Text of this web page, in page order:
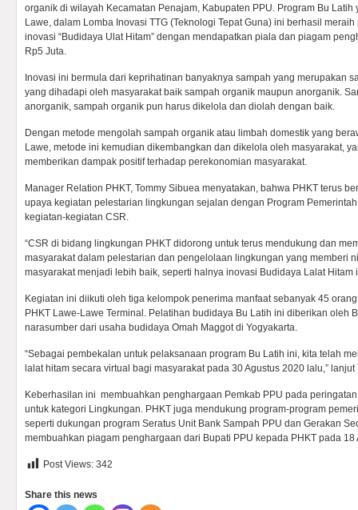
organik di wilayah Kecamatan Penajam, Kabupaten PPU. Program Bu
Lawe, dalam Lomba Inovasi TTG (Teknologi Tepat Guna) ini berhasil
inovasi “Budidaya Ulat Hitam” dengan mendapatkan piala dan piagam
Rp5 Juta.
Inovasi ini bermula dari keprihatinan banyaknya sampah yang merupakan
yang dihadapi oleh masyarakat baik sampah organik maupun anorganik.
anorganik, sampah organik pun harus dikelola dan diolah dengan baik.
Dengan metode mengolah sampah organik atau limbah domestik yang
Lawe, metode ini kemudian dikembangkan dan dikelola oleh masyarakat,
memberikan dampak positif terhadap perekonomian masyarakat.
Manager Relation PHKT, Tommy Sibuea menyatakan, bahwa PHKT terus
upaya kegiatan pelestarian lingkungan sejalan dengan Program
kegiatan-kegiatan CSR.
“CSR di bidang lingkungan PHKT didorong untuk terus mendukung dan
masyarakat dalam pelestarian dan pengelolaan lingkungan yang memberi
masyarakat menjadi lebih baik, seperti halnya inovasi Budidaya Lalat Hitam
Kegiatan ini diikuti oleh tiga kelompok penerima manfaat sebanyak 45
PHKT Lawe-Lawe Terminal. Pelatihan budidaya Bu Latih ini diberikan oleh
narasumber dari usaha budidaya Omah Maggot di Yogyakarta.
“Sebagai pembekalan untuk pelaksanaan program Bu Latih ini, kita telah
lalat hitam secara virtual bagi masyarakat pada 30 Agustus 2020 lalu,” lanjut
Keberhasilan ini membuahkan penghargaan Pemkab PPU pada
untuk kategori Lingkungan. PHKT juga mendukung program-program
seperti dukungan program Seratus Unit Bank Sampah PPU dan Gerakan
membuahkan piagam penghargaan dari Bupati PPU kepada PHKT pada 18
Post Views: 342
Share this news